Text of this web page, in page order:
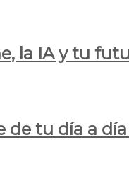
la IA y tu
de tu día a